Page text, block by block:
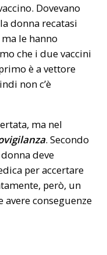
Dovevano
donna recatasi
le hanno
che i due vaccini
è a vettore
non c’è
ma nel
. Secondo
deve
per accertare
però, un
conseguenze